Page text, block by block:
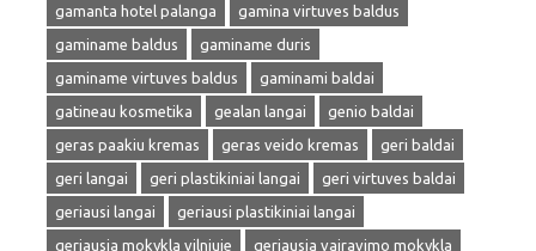
gamanta hotel palanga
gamina virtuves baldus
gaminame baldus
gaminame duris
gaminame virtuves baldus
gaminami baldai
gatineau kosmetika
gealan langai
genio baldai
geras paakiu kremas
geras veido kremas
geri baldai
geri langai
geri plastikiniai langai
geri virtuves baldai
geriausi langai
geriausi plastikiniai langai
geriausia mokykla vilniuje
geriausia vairavimo mokykla